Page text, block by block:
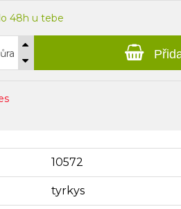
48h u tebe
10572
tyrkys